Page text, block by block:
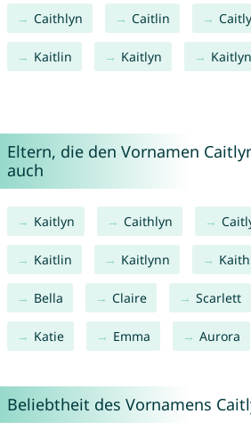
Caithlyn Caitlin
Kaitlin Kaitlyn
Eltern, die den Vornamen
auch
Kaitlyn Caithlyn
Kaitlin Kaitlynn
Bella Claire Scarlett
Katie Emma Aurora
Beliebtheit des Vornamens